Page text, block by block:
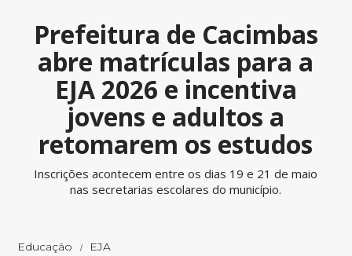
Prefeitura de Cacimbas
abre matrículas para a
EJA 2026 e incentiva
jovens e adultos a
retomarem os estudos
Inscrições acontecem entre os dias 19 e 21 de maio
nas secretarias escolares do município.
Educação EJA